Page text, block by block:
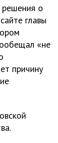
решения о
главы
«не
причину